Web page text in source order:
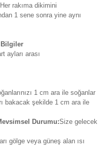
rakıma dikimini
1 sene sonra yine aynı
Bilgiler
ayları arası
1 cm ara ile soğanlar
bakacak şekilde 1 cm ara ile
Durumu:Size gelecek
gölge veya güneş alan ısı